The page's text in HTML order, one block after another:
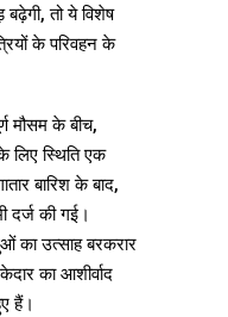
तो ये विशेष
के परिवहन के
मौसम के बीच,
के लिए स्थिति एक
बारिश के बाद,
दर्ज की गई।
का उत्साह बरकरार
का आशीर्वाद
हैं।